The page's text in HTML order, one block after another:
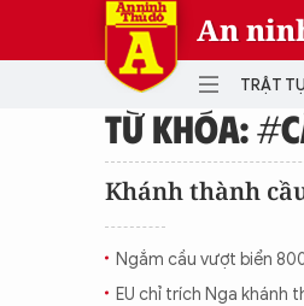
An
TRẬT
THẾ GIỚI
TỪ KHÓA:
Khánh thành
Ngắm cầu vượt biển
EU chỉ trích Nga khánh